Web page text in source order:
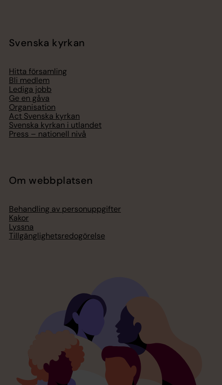
Svenska kyrkan
Hitta församling
Bli medlem
Lediga jobb
Ge en gåva
Organisation
Act Svenska kyrkan
Svenska kyrkan i utlandet
Press – nationell nivå
Om webbplatsen
Behandling av personuppgifter
Kakor
Lyssna
Tillgänglighetsredogörelse